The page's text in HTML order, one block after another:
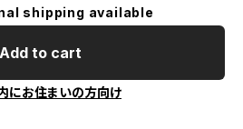
shipping available
Add to cart
にお住まいの方向け